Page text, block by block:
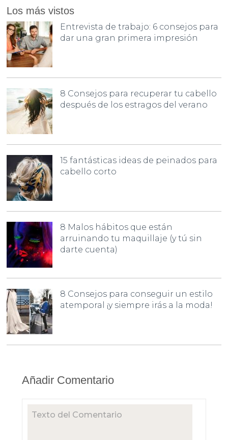
Los más vistos
Entrevista de trabajo: 6 consejos para
dar una gran primera impresión
8 Consejos para recuperar tu cabello
después de los estragos del verano
15 fantásticas ideas de peinados para
cabello corto
8 Malos hábitos que están
arruinando tu maquillaje (y tú sin
darte cuenta)
8 Consejos para conseguir un estilo
atemporal ¡y siempre irás a la moda!
Añadir Comentario